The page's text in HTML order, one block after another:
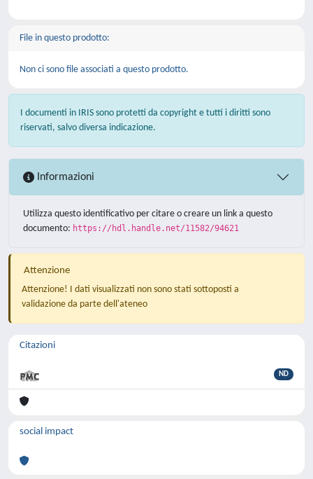
File in questo prodotto:
Non ci sono file associati a questo prodotto.
I documenti in IRIS sono protetti da copyright e tutti i diritti sono
riservati, salvo diversa indicazione.
Informazioni
Utilizza questo identificativo per citare o creare un link a questo
documento: https://hdl.handle.net/11582/94621
Attenzione
Attenzione! I dati visualizzati non sono stati sottoposti a
validazione da parte dell'ateneo
Citazioni
ND
social impact